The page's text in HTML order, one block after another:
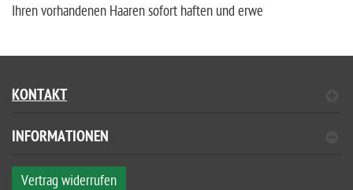
Ihren vorhandenen Haaren sofort haften und erwe
KONTAKT
INFORMATIONEN
Vertrag widerrufen